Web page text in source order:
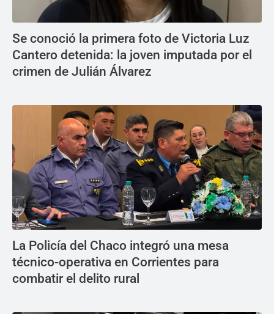
Se conoció la primera foto de Victoria Luz
Cantero detenida: la joven imputada por el
crimen de Julián Álvarez
La Policía del Chaco integró una mesa
técnico-operativa en Corrientes para
combatir el delito rural